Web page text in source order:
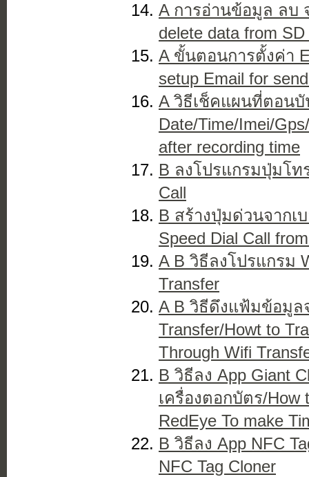
A การอ่านข้อมูล ลบ
delete data from SD
A ขั้นตอนการตั้งค่า
setup Email for
A วิธีเช็คแผนที่ตอนบั
Date/Time/Imei/
after recording time
B ลงโปรแกรมปุ่มโท
Call
B สร้างปุ่มด่วนจากเ
Speed Dial Call
A B วิธีลงโปรแกรม
Transfer
A B วิธีดึงแฟ้มข้อมูล
Transfer/Howt to
Through Wifi
B วิธีลง App Giant
เครื่องตอกบัตร/How
RedEye To make
B วิธีลง App NFC
NFC Tag Cloner